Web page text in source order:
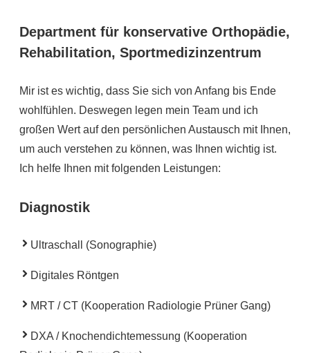
Department für konservative Orthopädie,
Rehabilitation, Sportmedizinzentrum
Mir ist es wichtig, dass Sie sich von Anfang bis Ende
wohlfühlen. Deswegen legen mein Team und ich
großen Wert auf den persönlichen Austausch mit Ihnen,
um auch verstehen zu können, was Ihnen wichtig ist.
Ich helfe Ihnen mit folgenden Leistungen:
Diagnostik
Ultraschall (Sonographie)
Digitales Röntgen
MRT / CT (Kooperation Radiologie Prüner Gang)
DXA / Knochendichtemessung (Kooperation